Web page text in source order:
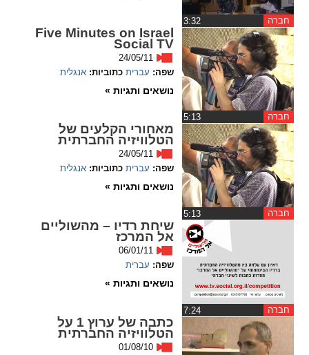
cached
איפוס
כל
ההגדרות
השארת
משוב
חברה
חברה
Five Minutes on Israel
Social TV
24/05/11
שפה: עברית כתוביות: אנגלית
נושאים ותגיות »
חברה
מאחורי הקלעים של
הטלוויזיה החברתית
24/05/11
שפה: עברית כתוביות: אנגלית
נושאים ותגיות »
חברה
שיחת רדיו – מהשוליים
אל המרכז
06/01/11
שפה: עברית
נושאים ותגיות »
כתבה של ערוץ 1 על
הטלוויזיה החברתית
01/08/10